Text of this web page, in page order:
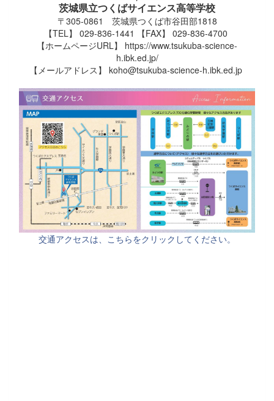
茨城県立つくばサイエンス高等学校
〒305-0861 茨城県つくば市谷田部1818
【TEL】 029-836-1441 【FAX】 029-836-4700
【ホームページURL】 https://www.tsukuba-science-
h.ibk.ed.jp/
【メールアドレス】 koho@tsukuba-science-h.ibk.ed.jp
交通アクセスは、こちらをクリックしてください。